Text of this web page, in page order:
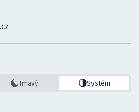
Tmavý Systém